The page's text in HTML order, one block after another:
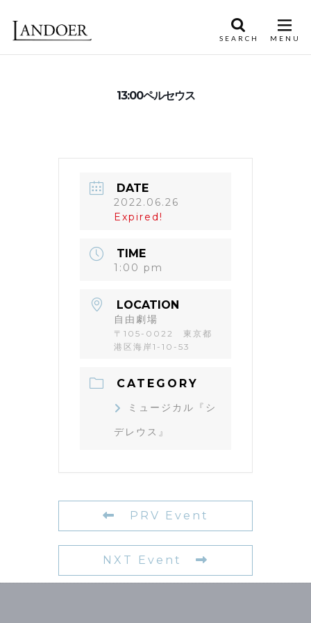
13:00ペルセウス
DATE
2022.06.26
Expired!
TIME
1:00 pm
LOCATION
自由劇場
〒105-0022 東京都
港区海岸1-10-53
CATEGORY
ミュージカル『シ
デレウス』
PRV Event
NXT Event